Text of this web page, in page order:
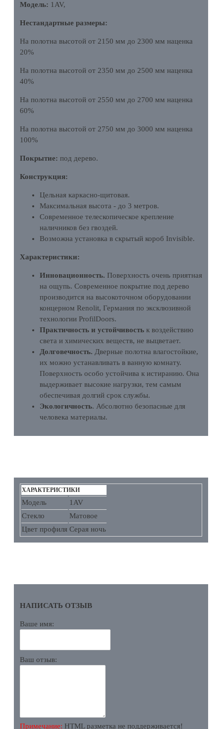
Модель: 1AV,
Нестандартные размеры:
На полотна высотой от 2150 мм до 2300 мм наценка
20%
На полотна высотой от 2350 мм до 2500 мм наценка
40%
На полотна высотой от 2550 мм до 2700 мм наценка
60%
На полотна высотой от 2750 мм до 3000 мм наценка
100%
Покрытие: под дерево.
Конструкция:
Цельная каркасно-щитовая.
Максимальная высота - до 3 метров.
Современное телескопическое крепление
наличников без гвоздей.
Возможна установка в скрытый короб Invisible.
Характеристики:
Инновационность. Поверхность очень приятная
на ощупь. Современное покрытие под дерево
производится на высокоточном оборудовании
концерном Renolit, Германия по эксклюзивной
технологии ProfilDoors.
Практичность и устойчивость к воздействию
света и химических веществ, не выцветает.
Долговечность. Дверные полотна влагостойкие,
их можно устанавливать в ванную комнату.
Поверхность особо устойчива к истиранию. Она
выдерживает высокие нагрузки, тем самым
обеспечивая долгий срок службы.
Экологичность. Абсолютно безопасные для
человека материалы.
ХАРАКТЕРИСТИКИ
Модель
1AV
Стекло
Матовое
Цвет профиля Серая ночь
НАПИСАТЬ ОТЗЫВ
Ваше имя:
Ваш отзыв:
Примечание: HTML разметка не поддерживается!